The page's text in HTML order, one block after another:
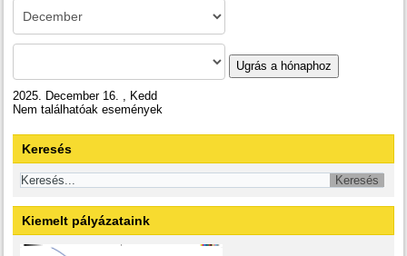
Ugrás a hónaphoz
2025. December 16. , Kedd
Nem találhatóak események
Keresés
Kiemelt pályázataink